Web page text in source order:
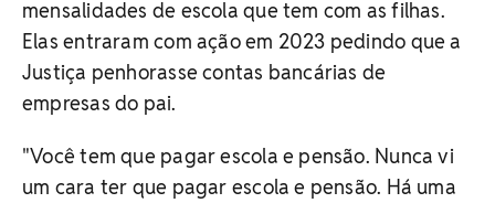
mensalidades de escola que tem com as filhas.
Elas entraram com ação em 2023 pedindo que a
Justiça penhorasse contas bancárias de
empresas do pai.
"Você tem que pagar escola e pensão. Nunca vi
um cara ter que pagar escola e pensão. Há uma